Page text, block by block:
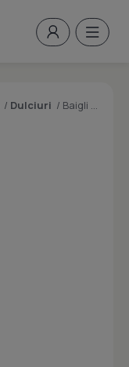
/ Dulciuri / Baigli cu Mac